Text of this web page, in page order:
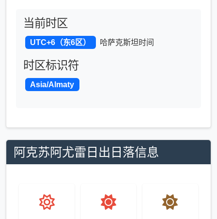
当前时区
UTC+6（东6区） 哈萨克斯坦时间
时区标识符
Asia/Almaty
阿克苏阿尤雷日出日落信息